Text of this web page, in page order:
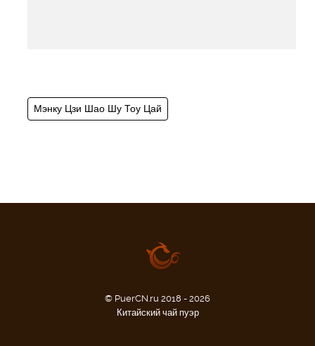
Мэнку Цзи Шао Шу Тоу Цай
© PuerCN.ru 2018 - 2026
Китайский чай пуэр